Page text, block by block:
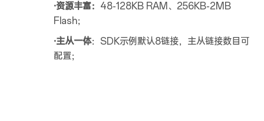
·资源丰富： 48-128KB RAM、256KB-2MB
Flash；
·主从一体：SDK示例默认8链接，主从链接数目可
配置；